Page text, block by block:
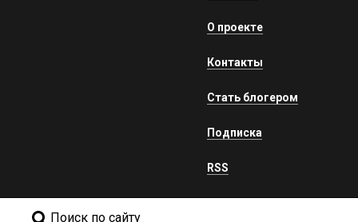
О проекте
Контакты
Стать блогером
Подписка
RSS
Поиск по сайту